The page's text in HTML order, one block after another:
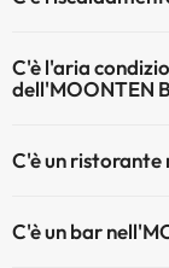
comuni
C'è l'aria
dell'MOONTEN
comuni.
C'è un ristorante
C'è un bar